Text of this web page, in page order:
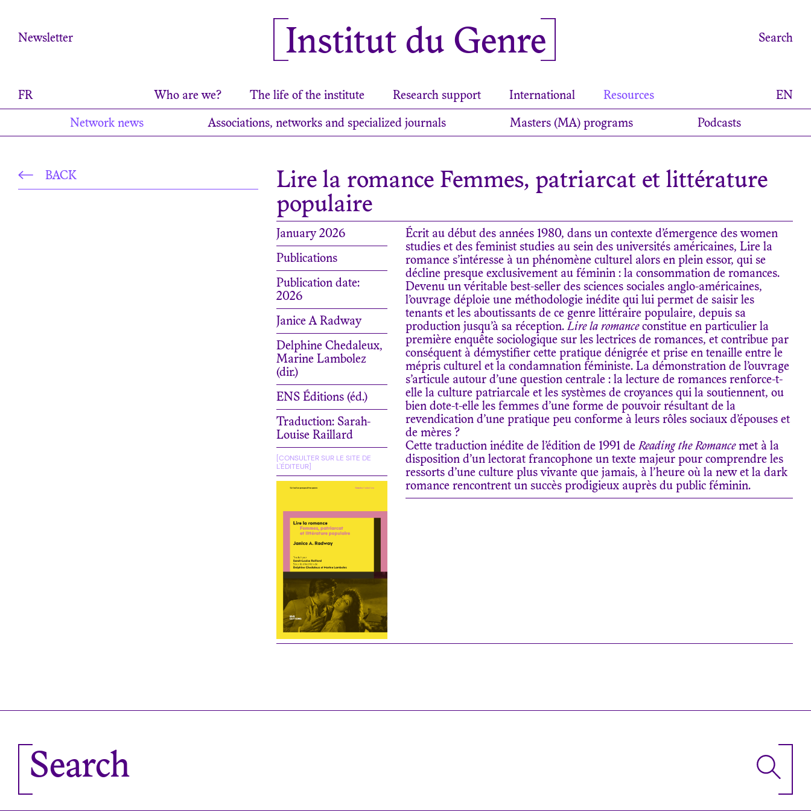
Newsletter Institut du Genre Search
FR Who are we? The life of the institute Research support International Resources EN
Network news Associations, networks and specialized journals Masters (MA) programs Podcasts
BACK
Lire la romance Femmes, patriarcat et littérature
populaire
January 2026
Publications
Publication date:
2026
Janice A Radway
Delphine Chedaleux,
Marine Lambolez
(dir.)
ENS Éditions (éd.)
Traduction: Sarah-
Louise Raillard
[CONSULTER SUR LE SITE DE
L'ÉDITEUR]
Écrit au début des années 1980, dans un contexte d’émergence des women
studies et des feminist studies au sein des universités américaines, Lire la
romance s’intéresse à un phénomène culturel alors en plein essor, qui se
décline presque exclusivement au féminin : la consommation de romances.
Devenu un véritable best-seller des sciences sociales anglo-américaines,
l’ouvrage déploie une méthodologie inédite qui lui permet de saisir les
tenants et les aboutissants de ce genre littéraire populaire, depuis sa
production jusqu’à sa réception.Lire la romanceconstitue en particulier la
première enquête sociologique sur les lectrices de romances, et contribue par
conséquent à démystifier cette pratique dénigrée et prise en tenaille entre le
mépris culturel et la condamnation féministe. La démonstration de l’ouvrage
s’articule autour d’une question centrale : la lecture de romances renforce-t-
elle la culture patriarcale et les systèmes de croyances qui la soutiennent, ou
bien dote-t-elle les femmes d’une forme de pouvoir résultant de la
revendication d’une pratique peu conforme à leurs rôles sociaux d’épouses et
de mères ?
Cette traduction inédite de l’édition de 1991 deReading the Romancemet à la
disposition d’un lectorat francophone un texte majeur pour comprendre les
ressorts d’une culture plus vivante que jamais, à l’heure où la new et la dark
romance rencontrent un succès prodigieux auprès du public féminin.
Search